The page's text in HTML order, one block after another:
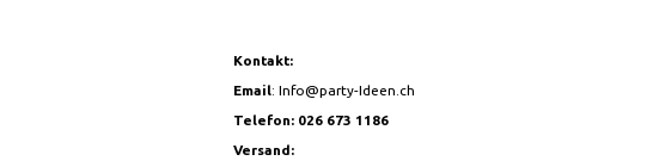
Kontakt:
Email:Info@party-Ideen.ch
Telefon: 026 673 1186
Versand: